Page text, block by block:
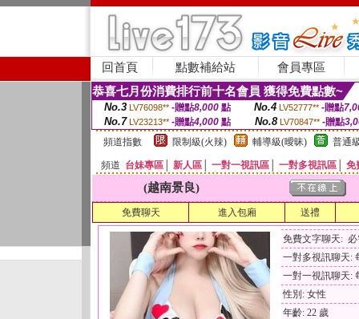
回首頁 點數補給站 會員專區
恭喜七月份消費排行前十名會員 獲得免費點數~
No.3 LV76098** -贈點8,000點 No.4 LV52777** -贈點
No.7 LV23213** -贈點4,000 點 No.8 LV70847** -贈點
頻道指數
限制級(火辣) 輔導級(曖昧) 普通
頻道 台妹專區 新人區 一對一視訊區 一對多視訊區 免
(越南景良)
免費聊天 進入包廂 送禮
免費文字聊天:
一對多視訊聊天:
一對一視訊聊天:
性別: 女性
年齡: 22 歲